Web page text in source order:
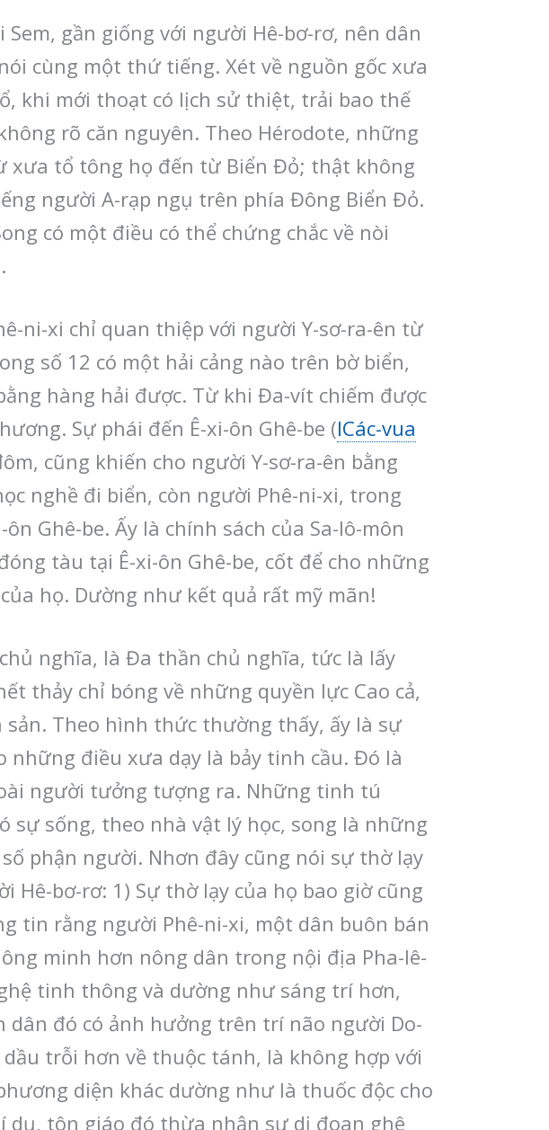
gần giống với người Hê-bơ-rơ, nên dân
cùng một thứ tiếng. Xét về nguồn gốc xưa
khi mới thoạt có lịch sử thiệt, trải bao thế
rõ căn nguyên. Theo Hérodote, những
xưa tổ tông họ đến từ Biển Đỏ; thật không
người A-rạp ngụ trên phía Đông Biển Đỏ.
có một điều có thể chứng chắc về nòi
ni-xi chỉ quan thiệp với người Y-sơ-ra-ên từ
số 12 có một hải cảng nào trên bờ biển,
hàng hải được. Từ khi Đa-vít chiếm được
Sự phái đến Ê-xi-ôn Ghê-be (ICác-vua
cũng khiến cho người Y-sơ-ra-ên bằng
nghề đi biển, còn người Phê-ni-xi, trong
Ghê-be. Ấy là chính sách của Sa-lô-môn
tàu tại Ê-xi-ôn Ghê-be, cốt để cho những
họ. Dường như kết quả rất mỹ mãn!
nghĩa, là Đa thần chủ nghĩa, tức là lấy
thảy chỉ bóng về những quyền lực Cao cả,
Theo hình thức thường thấy, ấy là sự
điều xưa dạy là bảy tinh cầu. Đó là
người tưởng tượng ra. Những tinh tú
sự sống, theo nhà vật lý học, song là những
phận người. Nhơn đây cũng nói sự thờ lạy
Hê-bơ-rơ: 1) Sự thờ lạy của họ bao giờ cũng
tin rằng người Phê-ni-xi, một dân buôn bán
minh hơn nông dân trong nội địa Pha-lê-
tinh thông và dường như sáng trí hơn,
đó có ảnh hưởng trên trí não người Do-
trỗi hơn về thuộc tánh, là không hợp với
diện khác dường như là thuốc độc cho
dụ, tôn giáo đó thừa nhận sự dị đoan ghê